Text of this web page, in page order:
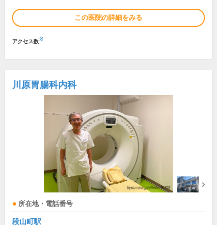
この医院の詳細をみる
アクセス数※
川原胃腸科内科
所在地・電話番号
段山町駅